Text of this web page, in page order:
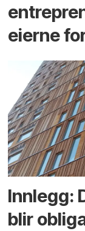
eierne
Innlegg:
blir